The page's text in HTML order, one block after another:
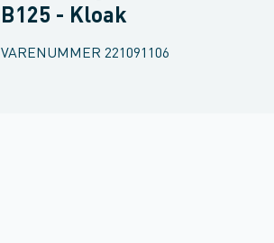
B125 - Kloak
VARENUMMER 221091106